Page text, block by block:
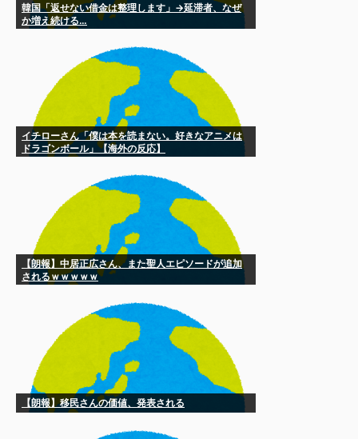
韓国「返せない借金は整理します」→延滞者、なぜ
か増え続ける…
イチローさん「僕は本を読まない。好きなアニメは
ドラゴンボール」【海外の反応】
【朗報】中居正広さん、また聖人エピソードが追加
されるｗｗｗｗｗ
【朗報】移民さんの価値、発表される